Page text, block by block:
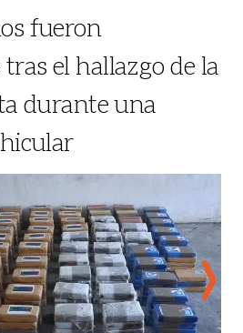
fueron
el hallazgo de la
durante una